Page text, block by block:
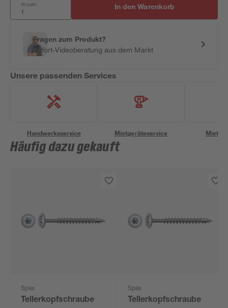
Anzahl: In den Warenkorb
Fragen zum Produkt?
Sofort-Videoberatung aus dem Markt
Unsere passenden Services
Handwerksservice Mietgeräteservice
Häufig dazu gekauft
Spax
Tellerkopfschraube
Spax
Tellerkopfschraube